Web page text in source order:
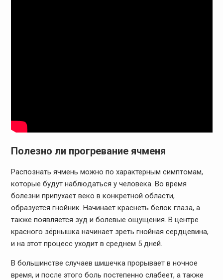
Полезно ли прогревание ячменя
Распознать ячмень можно по характерным симптомам,
которые будут наблюдаться у человека. Во время
болезни припухает веко в конкретной области,
образуется гнойник. Начинает краснеть белок глаза, а
также появляется зуд и болевые ощущения. В центре
красного зёрнышка начинает зреть гнойная сердцевина,
и на этот процесс уходит в среднем 5 дней.
В большинстве случаев шишечка прорывает в ночное
время, и после этого боль постепенно слабеет, а также